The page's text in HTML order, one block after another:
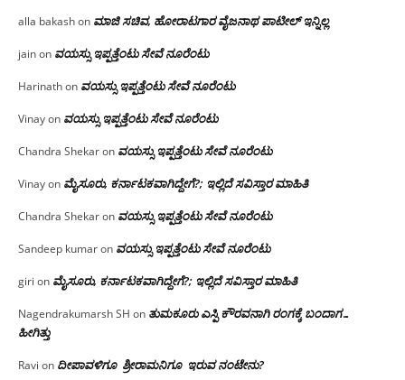
alla bakashon ಮಾಜಿ ಸಚಿವ, ಹೋರಾಟಗಾರ ವೈಜನಾಥ ಪಾಟೀಲ್ ಇನ್ನಿಲ್ಲ
jainon ವಯಸ್ಸು ಇಪ್ಪತ್ತೆಂಟು ಸೇವೆ ನೂರೆಂಟು
Harinathon ವಯಸ್ಸು ಇಪ್ಪತ್ತೆಂಟು ಸೇವೆ ನೂರೆಂಟು
Vinayon ವಯಸ್ಸು ಇಪ್ಪತ್ತೆಂಟು ಸೇವೆ ನೂರೆಂಟು
Chandra Shekaron ವಯಸ್ಸು ಇಪ್ಪತ್ತೆಂಟು ಸೇವೆ ನೂರೆಂಟು
Vinayon ಮೈಸೂರು, ಕರ್ನಾಟಕವಾಗಿದ್ದೇಗೆ?; ಇಲ್ಲಿದೆ ಸವಿಸ್ತಾರ ಮಾಹಿತಿ
Chandra Shekaron ವಯಸ್ಸು ಇಪ್ಪತ್ತೆಂಟು ಸೇವೆ ನೂರೆಂಟು
Sandeep kumaron ವಯಸ್ಸು ಇಪ್ಪತ್ತೆಂಟು ಸೇವೆ ನೂರೆಂಟು
giri on ಮೈಸೂರು, ಕರ್ನಾಟಕವಾಗಿದ್ದೇಗೆ?; ಇಲ್ಲಿದೆ ಸವಿಸ್ತಾರ ಮಾಹಿತಿ
Nagendrakumarsh SH on ತುಮಕೂರು ಎಸ್ಪಿ ಕೌರವನಾಗಿ ರಂಗಕ್ಕೆ ಬಂದಾಗ…
ಹೀಗಿತ್ತು
Ravi on ದೀಪಾವಳಿಗೂ ಶ್ರೀರಾಮನಿಗೂ ಇರುವ ನಂಟೇನು?